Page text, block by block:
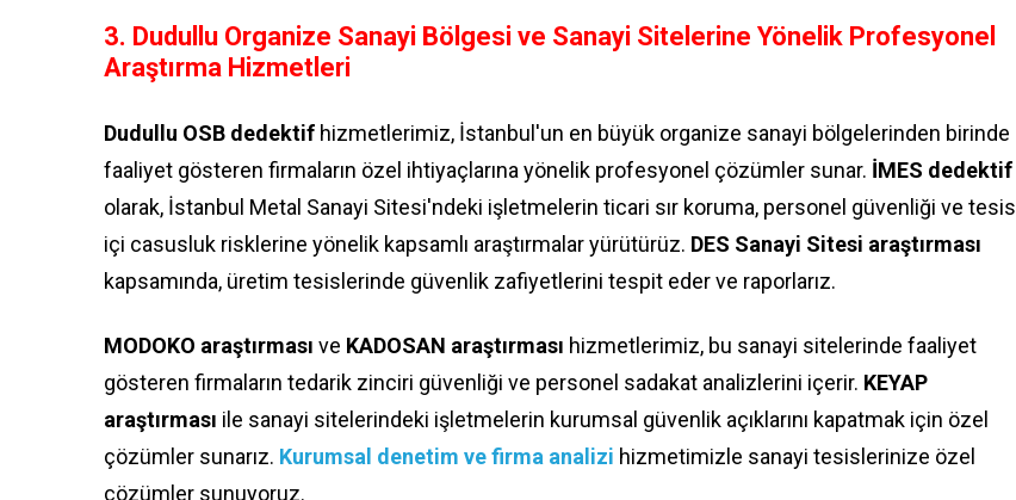
3. Dudullu Organize Sanayi Bölgesi ve Sanayi Sitelerine Yönelik Profesyonel
Araştırma Hizmetleri
Dudullu OSB dedektif hizmetlerimiz, İstanbul'un en büyük organize sanayi bölgelerinden birinde
faaliyet gösteren firmaların özel ihtiyaçlarına yönelik profesyonel çözümler sunar. İMES dedektif
olarak, İstanbul Metal Sanayi Sitesi'ndeki işletmelerin ticari sır koruma, personel güvenliği ve tesis
içi casusluk risklerine yönelik kapsamlı araştırmalar yürütürüz. DES Sanayi Sitesi araştırması
kapsamında, üretim tesislerinde güvenlik zafiyetlerini tespit eder ve raporlarız.
MODOKO araştırması ve KADOSAN araştırması hizmetlerimiz, bu sanayi sitelerinde faaliyet
gösteren firmaların tedarik zinciri güvenliği ve personel sadakat analizlerini içerir. KEYAP
araştırması ile sanayi sitelerindeki işletmelerin kurumsal güvenlik açıklarını kapatmak için özel
çözümler sunarız. Kurumsal denetim ve firma analizi hizmetimizle sanayi tesislerinize özel
çözümler sunuyoruz.